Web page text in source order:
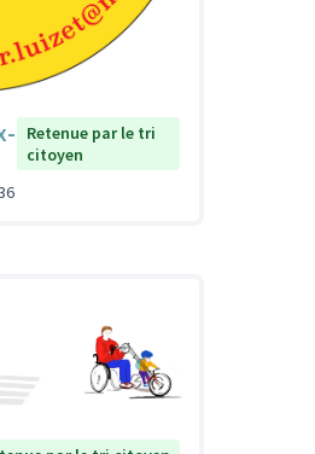
Retenue par le tri
citoyen